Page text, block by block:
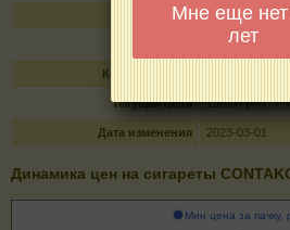
Мне еще
лет
Название CONTAKCT
сигареты с
Кол-во в пачке
Текущая цена 135.00 руб
Дата изменения 2023-03-01
Динамика цен на сигареты
Мин цена за пачку,